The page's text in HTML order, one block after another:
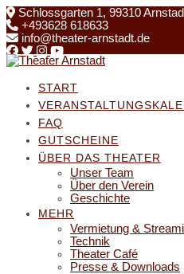
Skip
to
content
Schlossgarten 1, 99310
+493628 618633
info@theater-arnstadt.de
START
FAQ
GUTSCHEINE
ÜBER DAS THEATER
Unser Team
Über den Verein
Geschichte
MEHR
Vermietung &
Technik
Theater Café
Presse & Downloads